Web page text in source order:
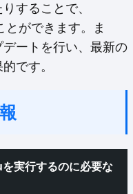
することで、
とができます。ま
ートを行い、最新の
です。
実行するのに必要な